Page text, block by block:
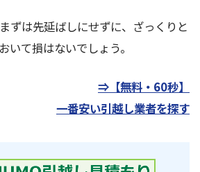
ずは先延ばしにせずに、ざっくりと
いて損はないでしょう。
⇒【無料・60秒】
一番安い引越し業者を探す